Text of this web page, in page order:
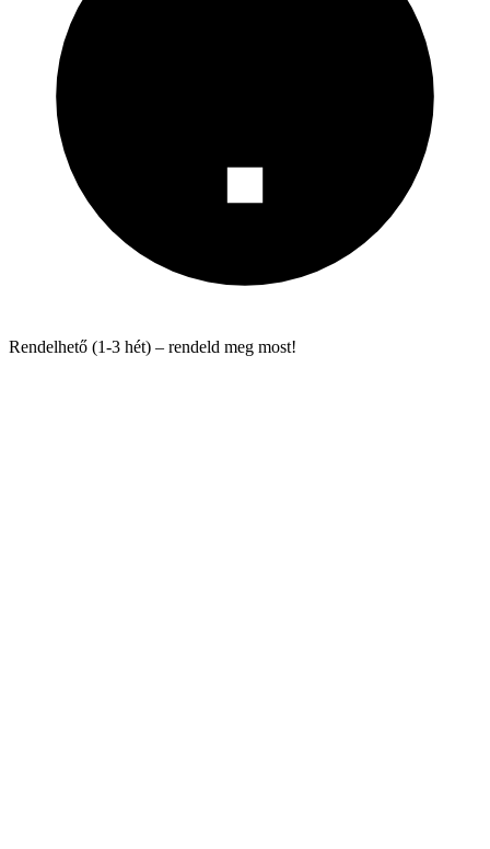
Rendelhető (1-3 hét) – rendeld meg most!